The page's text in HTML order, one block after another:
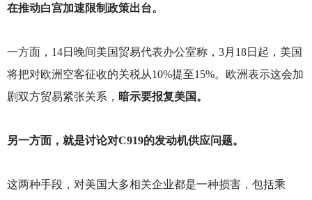
在推动白宫加速限制政策出台。
一方面，14日晚间美国贸易代表办公室称，3月18日起，美国
将把对欧洲空客征收的关税从10%提至15%。欧洲表示这会加
剧双方贸易紧张关系， 暗示要报复美国。
另一方面，就是讨论对C919的发动机供应问题。
这两种手段，对美国大多相关企业都是一种损害，包括乘